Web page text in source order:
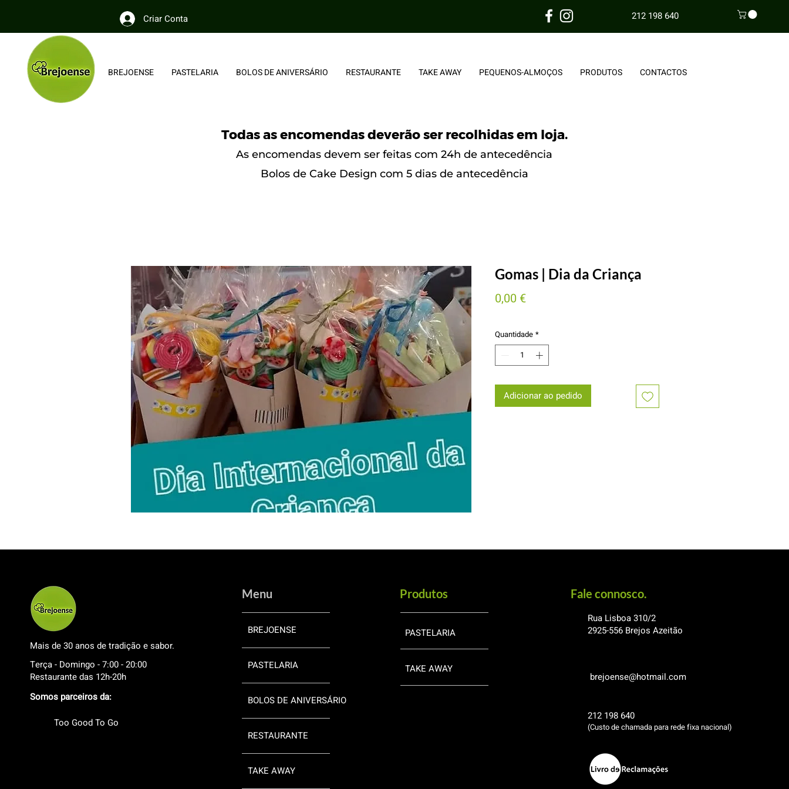
Criar Conta 212 198 640
BREJOENSE PASTELARIA BOLOS DE ANIVERSÁRIO RESTAURANTE TAKE AWAY PEQUENOS-ALMOÇOS PRODUTOS CONTACTOS
Todas as encomendas deverão ser recolhidas em loja.
As encomendas devem ser feitas com 24h de antecedência
Bolos de Cake Design com 5 dias de antecedência
Gomas | Dia da Criança
0,00 €Preço
Quantidade *
Adicionar ao pedido
Mais de 30 anos de tradição e sabor.
Terça - Domingo - 7:00 - 20:00
Restaurante das 12h-20h
Somos parceiros da:
Too Good To Go
Menu
BREJOENSE
PASTELARIA
BOLOS DE ANIVERSÁRIO
RESTAURANTE
TAKE AWAY
Produtos
PASTELARIA
TAKE AWAY
Fale connosco.
Rua Lisboa 310/2
2925-556 Brejos Azeitão
brejoense@hotmail.com
212 198 640
(Custo de chamada para rede fixa nacional)